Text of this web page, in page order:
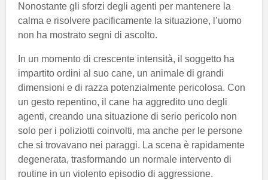
Nonostante gli sforzi degli agenti per mantenere la
calma e risolvere pacificamente la situazione, l’uomo
non ha mostrato segni di ascolto.
In un momento di crescente intensità, il soggetto ha
impartito ordini al suo cane, un animale di grandi
dimensioni e di razza potenzialmente pericolosa. Con
un gesto repentino, il cane ha aggredito uno degli
agenti, creando una situazione di serio pericolo non
solo per i poliziotti coinvolti, ma anche per le persone
che si trovavano nei paraggi. La scena è rapidamente
degenerata, trasformando un normale intervento di
routine in un violento episodio di aggressione.